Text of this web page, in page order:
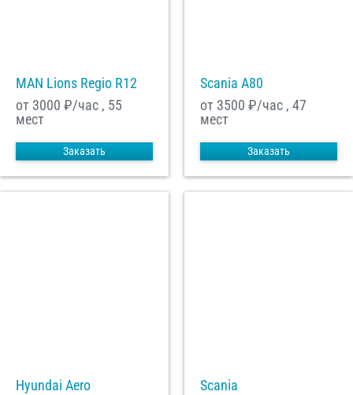
MAN Lions Regio R12
от 3000 ₽/час , 55
мест
Заказать
Scania A80
от 3500 ₽/час , 47
мест
Заказать
Hyundai Aero
Scania